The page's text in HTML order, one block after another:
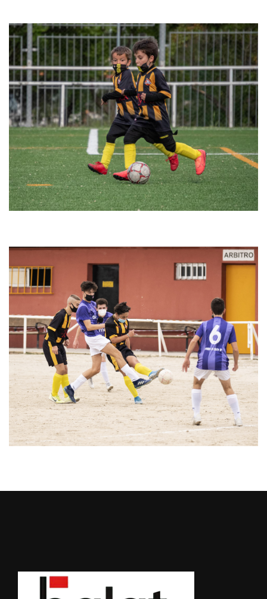
Sede Nuevo Villa Rosa - Prebenjamín F7 Grupo 22 2ª
Fase
Juvenil vs CD.Chamartín Vergara [Jornada 1 - 20/21]